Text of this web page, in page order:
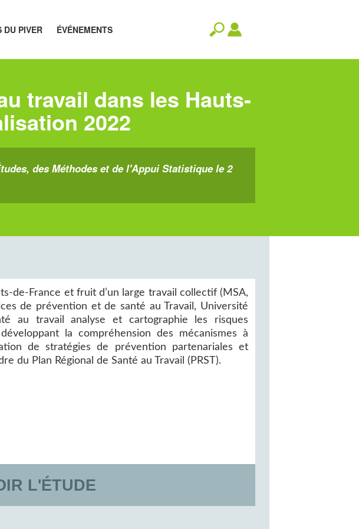
DU PIVER ÉVÉNEMENTS
travail dans les Hauts-
2022
des Méthodes et de l'Appui Statistique le 2
de-France et fruit d’un large travail collectif (MSA,
de prévention et de santé au Travail, Université
au travail analyse et cartographie les risques
la compréhension des mécanismes à
de stratégies de prévention partenariales et
du Plan Régional de Santé au Travail (PRST).
L'ÉTUDE